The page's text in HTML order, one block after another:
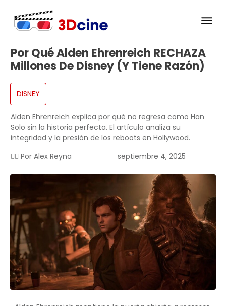
Por Qué Alden Ehrenreich RECHAZA
Millones De Disney (Y Tiene Razón)
DISNEY
Alden Ehrenreich explica por qué no regresa como Han
Solo sin la historia perfecta. El artículo analiza su
integridad y la presión de los reboots en Hollywood.
✍🏻 Por Alex Reyna septiembre 4, 2025